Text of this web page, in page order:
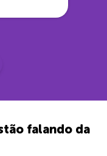
falando da